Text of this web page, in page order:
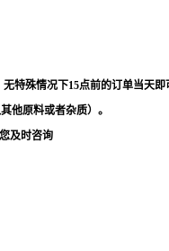
特殊情况下15点前的订单当天
他原料或者杂质）。
及时咨询